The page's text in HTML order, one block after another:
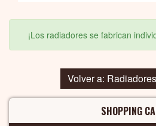
¡Los radiadores se fabrican
Volver a:
SHOPPING